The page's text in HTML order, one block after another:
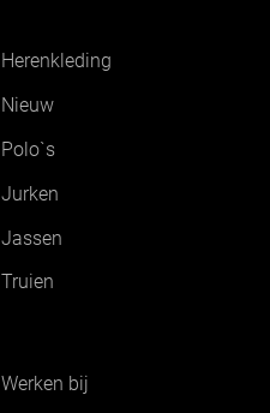
Herenkleding
Nieuw
Polo`s
Jurken
Jassen
Truien
Werken bij